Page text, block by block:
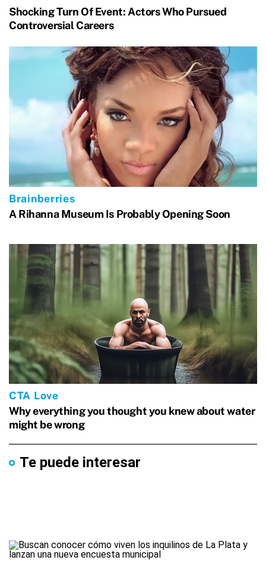
Te puede interesar